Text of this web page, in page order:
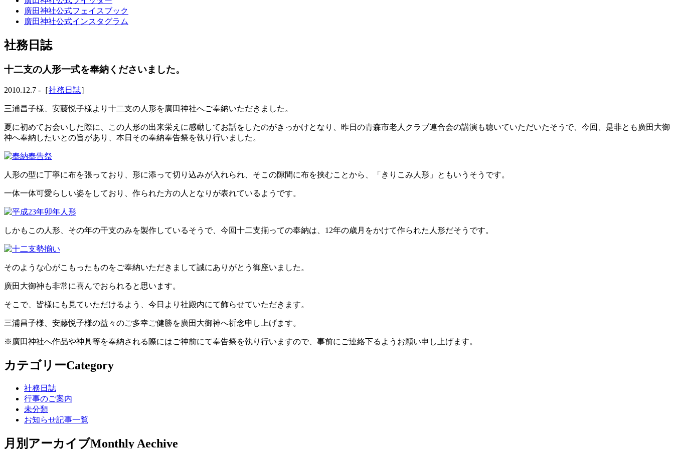
廣田神社公式フェイスブック
廣田神社公式インスタグラム
社務日誌
十二支の人形一式を奉納くださいました。
2010.12.7 -［社務日誌］
三浦昌子様、安藤悦子様より十二支の人形を廣田神社へご奉納いただきました。
夏に初めてお会いした際に、この人形の出来栄えに感動してお話をしたのがきっかけとなり、昨日の青森市老人クラブ連合会の講演も聴いていただいたそうで、今回、是非とも廣田大御
神へ奉納したいとの旨があり、本日その奉納奉告祭を執り行いました。
人形の型に丁寧に布を張っており、形に添って切り込みが入れられ、そこの隙間に布を挟むことから、「きりこみ人形」ともいうそうです。
一体一体可愛らしい姿をしており、作られた方の人となりが表れているようです。
しかもこの人形、その年の干支のみを製作しているそうで、今回十二支揃っての奉納は、12年の歳月をかけて作られた人形だそうです。
そのような心がこもったものをご奉納いただきまして誠にありがとう御座いました。
廣田大御神も非常に喜んでおられると思います。
そこで、皆様にも見ていただけるよう、今日より社殿内にて飾らせていただきます。
三浦昌子様、安藤悦子様の益々のご多幸ご健勝を廣田大御神へ祈念申し上げます。
※廣田神社へ作品や神具等を奉納される際にはご神前にて奉告祭を執り行いますので、事前にご連絡下るようお願い申し上げます。
カテゴリーCategory
社務日誌
行事のご案内
未分類
お知らせ記事一覧
月別アーカイブMonthly Aechive